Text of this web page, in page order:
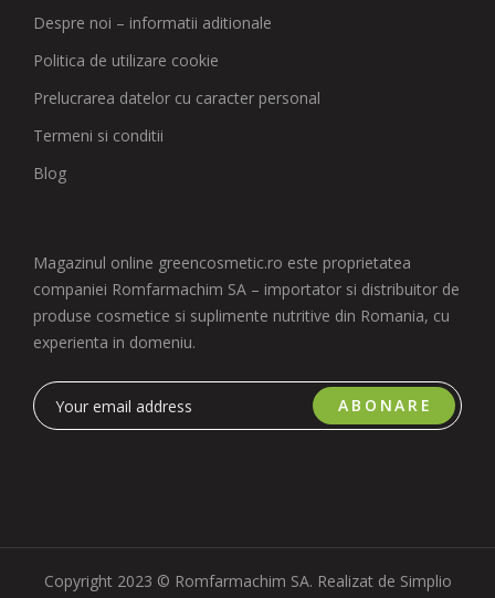
Despre noi – informatii aditionale
Politica de utilizare cookie
Prelucrarea datelor cu caracter personal
Termeni si conditii
Blog
Magazinul online greencosmetic.ro este proprietatea
companiei Romfarmachim SA – importator si distribuitor de
produse cosmetice si suplimente nutritive din Romania, cu
experienta in domeniu.
ABONARE
Copyright 2023 © Romfarmachim SA. Realizat de Simplio